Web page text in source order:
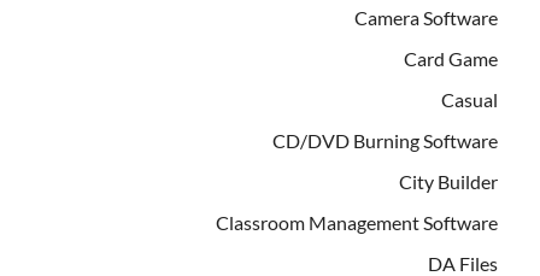
Camera Software
Card Game
Casual
CD/DVD Burning Software
City Builder
Classroom Management Software
DA Files